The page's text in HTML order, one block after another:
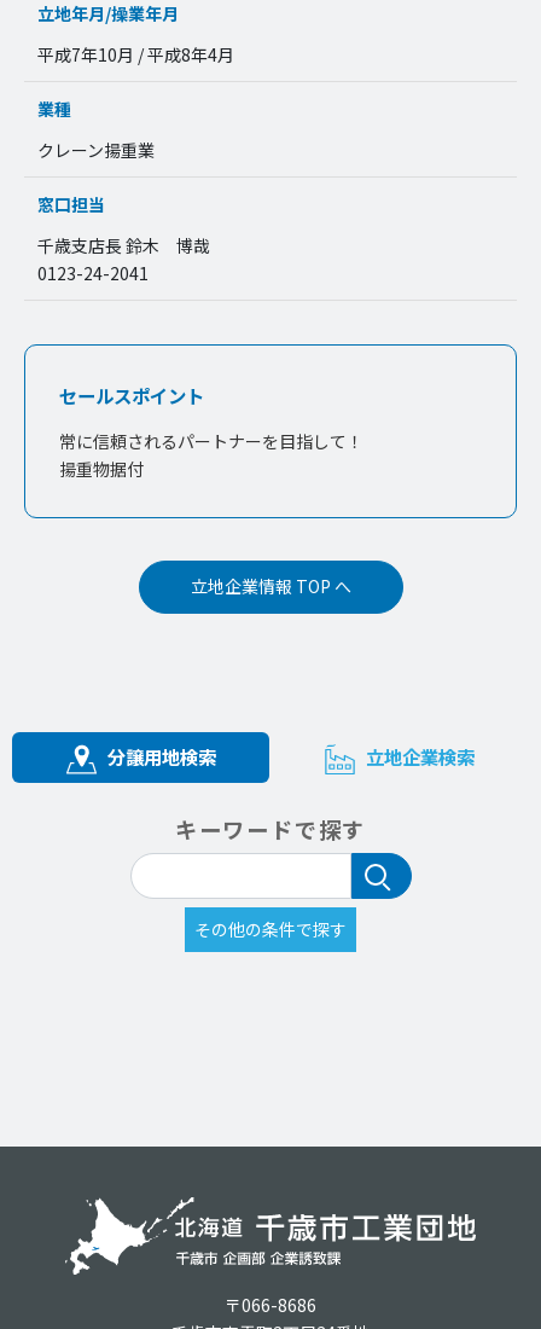
立地年月/操業年月
平成7年10月 / 平成8年4月
業種
クレーン揚重業
窓口担当
千歳支店長 鈴木 博哉
0123-24-2041
セールスポイント
常に信頼されるパートナーを目指して！
揚重物据付
立地企業情報 TOP へ
分譲用地検索 立地企業検索
キーワードで探す
〒066-8686